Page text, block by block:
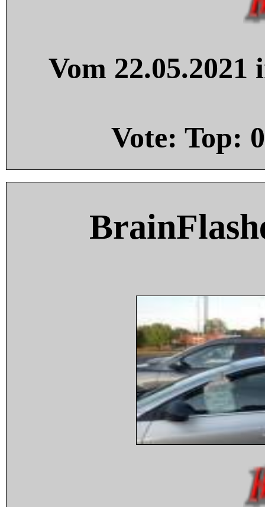
Vom
Vote: Top: 0